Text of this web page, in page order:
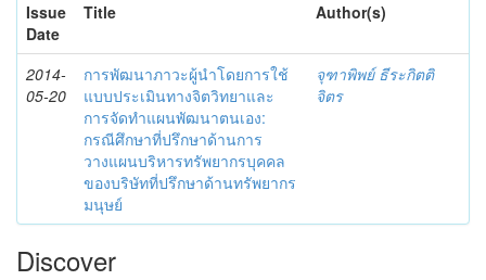
Issue
Date
Title Author(s)
2014-
05-20
การพัฒนาภาวะผู้นำโดยการใช้
แบบประเมินทางจิตวิทยาและ
การจัดทำแผนพัฒนาตนเอง:
กรณีศึกษาที่ปรึกษาด้านการ
วางแผนบริหารทรัพยากรบุคคล
ของบริษัทที่ปรึกษาด้านทรัพยากร
มนุษย์
จุฑาพิพย์ ธีระกิตติ
จิตร
Discover